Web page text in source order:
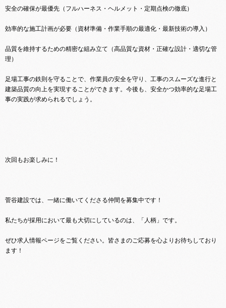
安全の確保が最優先（フルハーネス・ヘルメット・定期点検の徹底）
効率的な施工計画が必要（資材準備・作業手順の最適化・最新技術の導入）
品質を維持するための精密な組み立て（高品質な資材・正確な設計・適切な管
理）
足場工事の鉄則を守ることで、作業員の安全を守り、工事のスムーズな進行と
建築品質の向上を実現することができます。今後も、安全かつ効率的な足場工
事の実践が求められるでしょう。
次回もお楽しみに！
菅谷建設では、一緒に働いてくださる仲間を募集中です！
私たちが採用において最も大切にしているのは、「人柄」です。
ぜひ求人情報ページをご覧ください。皆さまのご応募を心よりお待ちしており
ます！